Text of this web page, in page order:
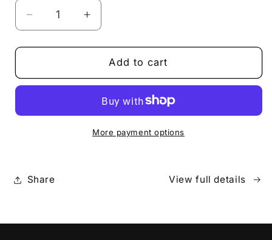
Decrease
quantity
for
Scraping
Soaring
Increase
quantity
for
From
Scraping
Soaring
High
Add to cart
More payment options
Share View full details